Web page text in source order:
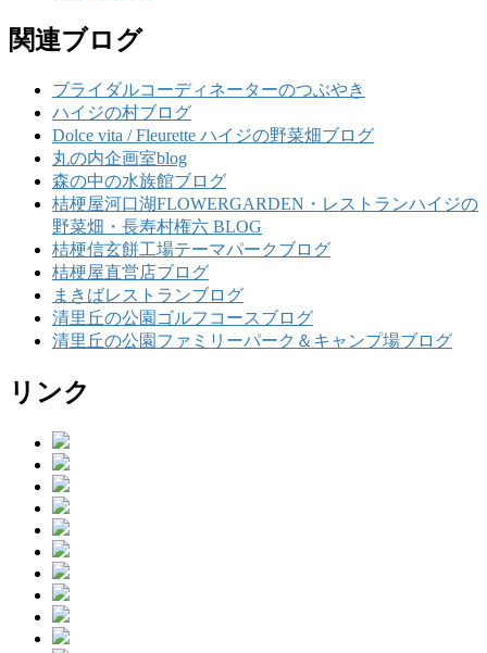
関連ブログ
ブライダルコーディネーターのつぶやき
ハイジの村ブログ
Dolce vita / Fleurette ハイジの野菜畑ブログ
丸の内企画室blog
森の中の水族館ブログ
桔梗屋河口湖FLOWERGARDEN・レストランハイジの
野菜畑・長寿村権六 BLOG
桔梗信玄餅工場テーマパークブログ
桔梗屋直営店ブログ
まきばレストランブログ
清里丘の公園ゴルフコースブログ
清里丘の公園ファミリーパーク＆キャンプ場ブログ
リンク